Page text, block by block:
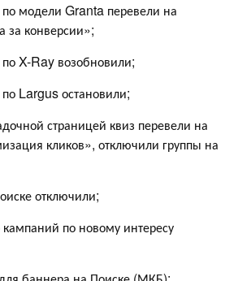
модели Granta перевели на
за конверсии»;
X-Ray возобновили;
Largus остановили;
страницей квиз перевели на
кликов», отключили группы на
отключили;
по новому интересу